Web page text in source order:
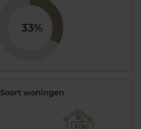
33%
Soort woningen